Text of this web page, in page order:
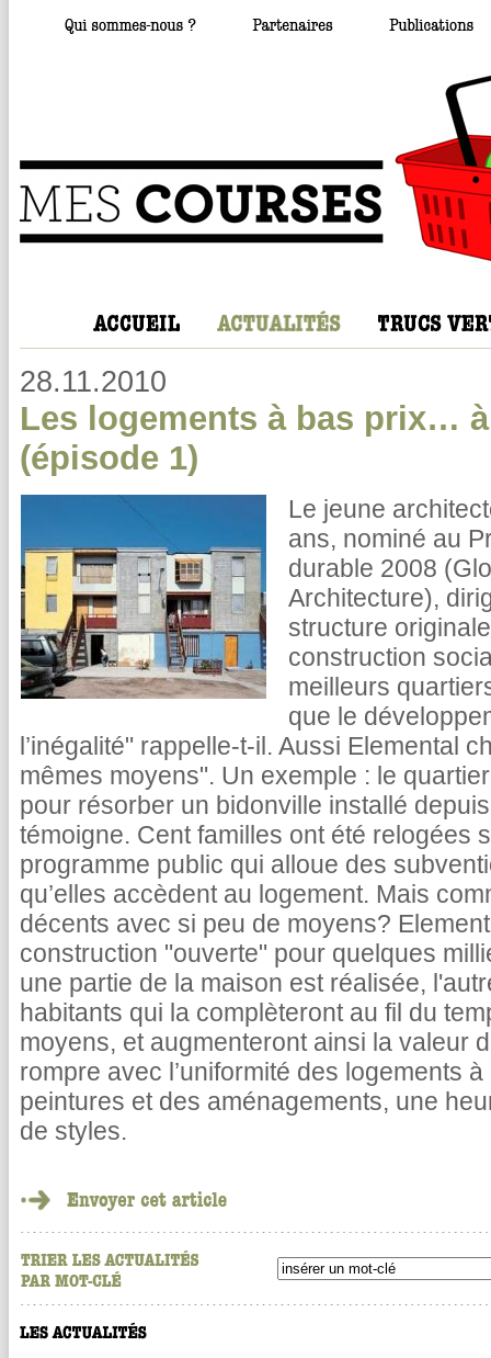
28.11.2010
Les logements à bas prix…
(épisode 1)
Le jeune
ans, nominé au
durable 2008
Architecture),
structure
construction
meilleurs
que le
l’inégalité" rappelle-t-il. Aussi Elemental
mêmes moyens". Un exemple : le
pour résorber un bidonville installé
témoigne. Cent familles ont été relogées
programme public qui alloue des
qu’elles accèdent au logement. Mais
décents avec si peu de moyens?
construction "ouverte" pour quelques
une partie de la maison est réalisée,
habitants qui la complèteront au fil du
moyens, et augmenteront ainsi la valeur
rompre avec l’uniformité des logements
peintures et des aménagements, une
de styles.